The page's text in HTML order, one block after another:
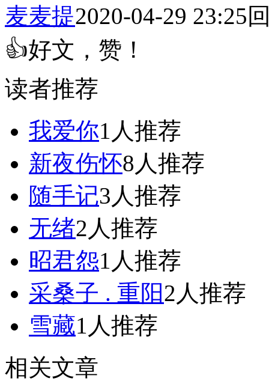
麦麦提2020-04-29 23:25
👍好文，赞！
读者推荐
我爱你1人推荐
新夜伤怀8人推荐
随手记3人推荐
无绪2人推荐
昭君怨1人推荐
采桑子 . 重阳2人推荐
雪藏1人推荐
相关文章